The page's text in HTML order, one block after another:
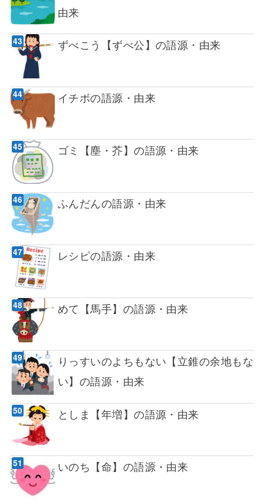
由来
ずべこう【ずべ公】の語源・由来
イチボの語源・由来
ゴミ【塵・芥】の語源・由来
ふんだんの語源・由来
レシピの語源・由来
めて【馬手】の語源・由来
りっすいのよちもない【立錐の余地もな
い】の語源・由来
としま【年増】の語源・由来
いのち【命】の語源・由来